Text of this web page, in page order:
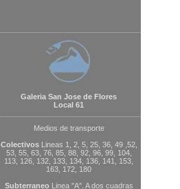
Galeria San Jose de Flores
Local 61
Medios de transporte
ColectivosLineas 1, 2, 5, 25, 36, 49 ,52,
53, 55, 63, 76, 85, 88, 92, 96, 99, 104,
113, 126, 132, 133, 134, 136, 141, 153,
163, 172, 180
Subterraneo Linea "A". A dos cuadras